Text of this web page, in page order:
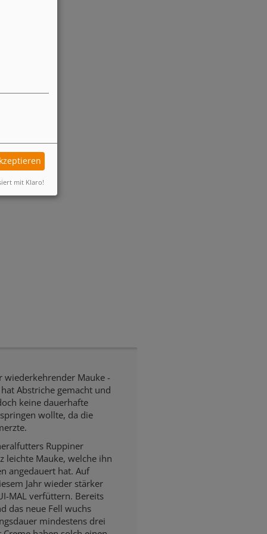
wiederkehrender Mauke -
Abstriche gemacht und
keine dauerhafte
wollte, da die
Ruppiner
leichte Mauke, welche ihn
angedauert hat. Auf
Jahr wieder stärker
MAL verfüttern. Bereits
das neue Fell wuchs
mindestens drei
mit Klaro!